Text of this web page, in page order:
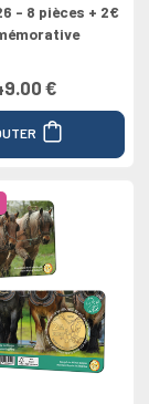
- 8 pièces + 2€
€